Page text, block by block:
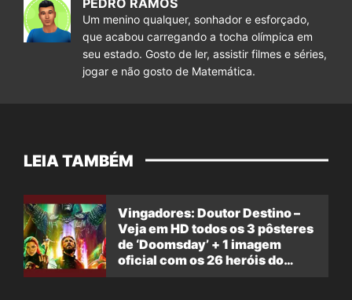
PEDRO RAMOS
Um menino qualquer, sonhador e esforçado,
que acabou carregando a tocha olímpica em
seu estado. Gosto de ler, assistir filmes e séries,
jogar e não gosto de Matemática.
LEIA TAMBÉM
Vingadores: Doutor Destino –
Veja em HD todos os 3 pôsteres
de ‘Doomsday’ + 1 imagem
oficial com os 26 heróis do